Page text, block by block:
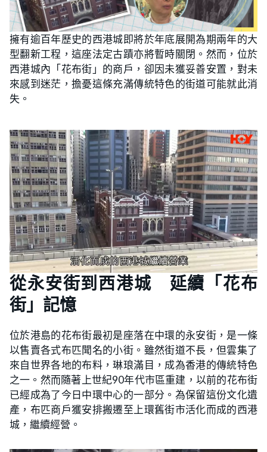
擁有逾百年歷史的西港城即將於年底展開為期兩年的大
型翻新工程，這座法定古蹟亦將暫時關閉。然而，位於
西港城內「花布街」的商戶，卻因未獲妥善安置，對未
來感到迷茫，擔憂這條充滿傳統特色的街道可能就此消
失。
從永安街到西港城 延續「花布
街」記憶
位於港島的花布街最初是座落在中環的永安街，是一條
以售賣各式布匹聞名的小街。雖然街道不長，但雲集了
來自世界各地的布料，琳琅滿目，成為香港的傳統特色
之一。然而隨著上世紀90年代市區重建，以前的花布街
已經成為了今日中環中心的一部分。為保留這份文化遺
產，布匹商戶獲安排搬遷至上環舊街市活化而成的西港
城，繼續經營。